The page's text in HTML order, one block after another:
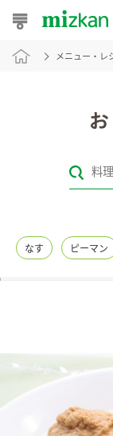
おうちレ
レシピカテゴリ
レシピ名特集
商品カテゴリ
酢
新商品一覧
メニュー・レ
なす ピーマン